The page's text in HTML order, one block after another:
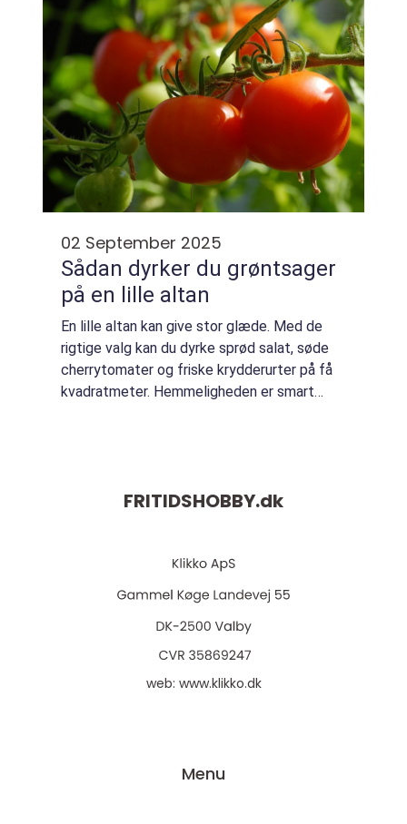
02 September 2025
Sådan dyrker du grøntsager
på en lille altan
En lille altan kan give stor glæde. Med de
rigtige valg kan du dyrke sprød salat, søde
cherrytomater og friske krydderurter på få
kvadratmeter. Hemmeligheden er smart
FRITIDSHOBBY.dk
web: www.klikko.dk
Menu